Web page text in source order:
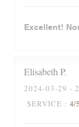
Excellent!
ElisabethP
2024-03-29 -
SERVICE : 4/5